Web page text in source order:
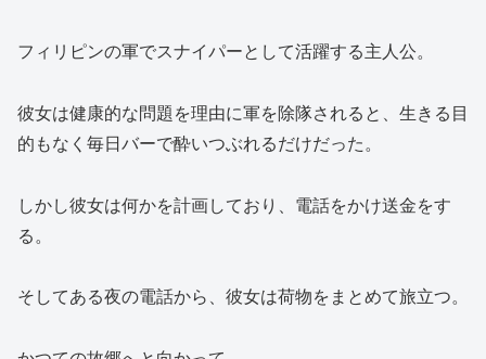
フィリピンの軍でスナイパーとして活躍する主人公。
彼女は健康的な問題を理由に軍を除隊されると、生きる目
的もなく毎日バーで酔いつぶれるだけだった。
しかし彼女は何かを計画しており、電話をかけ送金をす
る。
そしてある夜の電話から、彼女は荷物をまとめて旅立つ。